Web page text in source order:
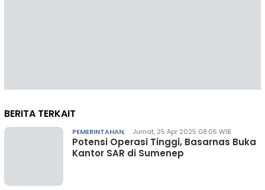
BERITA TERKAIT
PEMERINTAHAN, Jumat, 25 Apr 2025 08:05 WIB
Potensi Operasi Tinggi, Basarnas Buka
Kantor SAR di Sumenep